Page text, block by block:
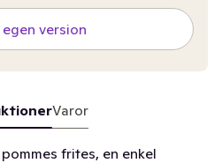
egen version
Varor
frites, en enkel